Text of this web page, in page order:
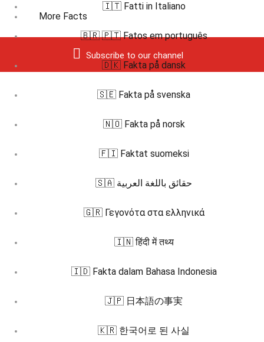
More Facts
Subscribe to our channel
🇮🇹 Fatti in Italiano
🇧🇷 🇵🇹 Fatos em português
🇩🇰 Fakta på dansk
🇸🇪 Fakta på svenska
🇳🇴 Fakta på norsk
🇫🇮 Faktat suomeksi
🇸🇦 حقائق باللغة العربية
🇬🇷 Γεγονότα στα ελληνικά
🇮🇳 हिंदी में तथ्य
🇮🇩 Fakta dalam Bahasa Indonesia
🇯🇵 日本語の事実
🇰🇷 한국어로 된 사실